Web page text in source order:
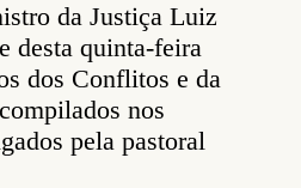
da Justiça Luiz
desta quinta-feira
dos Conflitos e da
nos
pela pastoral